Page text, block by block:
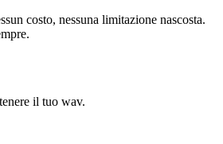
costo, nessuna limitazione nascosta.
il tuo wav.